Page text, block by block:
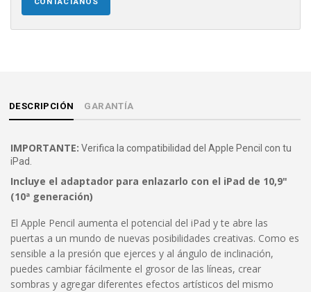
DESCRIPCIÓN GARANTÍA
IMPORTANTE: Verifica la compatibilidad del Apple Pencil con tu
iPad.
Incluye el adaptador para enlazarlo con el iPad de 10,9"
(10ª generación)
El Apple Pencil aumenta el potencial del iPad y te abre las
puertas a un mundo de nuevas posibilidades creativas. Como es
sensible a la presión que ejerces y al ángulo de inclinación,
puedes cambiar fácilmente el grosor de las líneas, crear
sombras y agregar diferentes efectos artísticos del mismo